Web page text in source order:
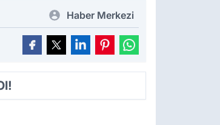
Haber Merkezi